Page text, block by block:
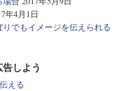
年4月1日
でもイメージを伝えられる
しよう
える